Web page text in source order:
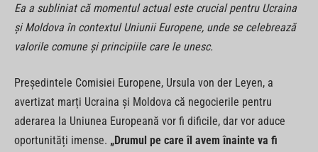
Ea a subliniat că momentul actual este crucial pentru Ucraina
și Moldova în contextul Uniunii Europene, unde se celebrează
valorile comune și principiile care le unesc.
Președintele Comisiei Europene, Ursula von der Leyen, a
avertizat marți Ucraina și Moldova că negocierile pentru
aderarea la Uniunea Europeană vor fi dificile, dar vor aduce
oportunități imense. „Drumul pe care îl avem înainte va fi